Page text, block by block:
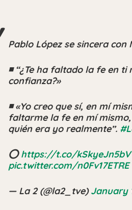
Pablo López se sincera con
◾ “¿Te ha faltado la fe en ti
confianza?»
◾ «Yo creo que sí, en mí
faltarme la fe en mí
quién era yo realmente”.
⭕https://t.co/kSkyeJn5bV
pic.twitter.com/n0Fv17ETRE
— La 2 (@la2_tve)January